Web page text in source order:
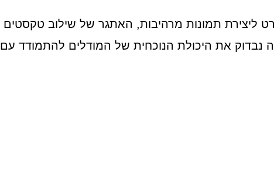
ליצירת תמונות מרהיבות, האתגר של שילוב טקסטים
נבדוק את היכולת הנוכחית של המודלים להתמודד עם